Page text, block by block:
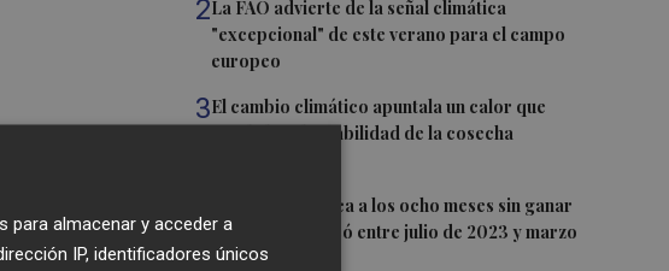
2La FAO advierte de la señal climática
"excepcional" de este verano para el campo
europeo
3El cambio climático apuntala un calor que
revela la vulnerabilidad de la cosecha
Alcaraz se acerca a los ocho meses sin ganar
un título que pasó entre julio de 2023 y marzo
de 2024
almacenar y acceder a
IP, identificadores únicos